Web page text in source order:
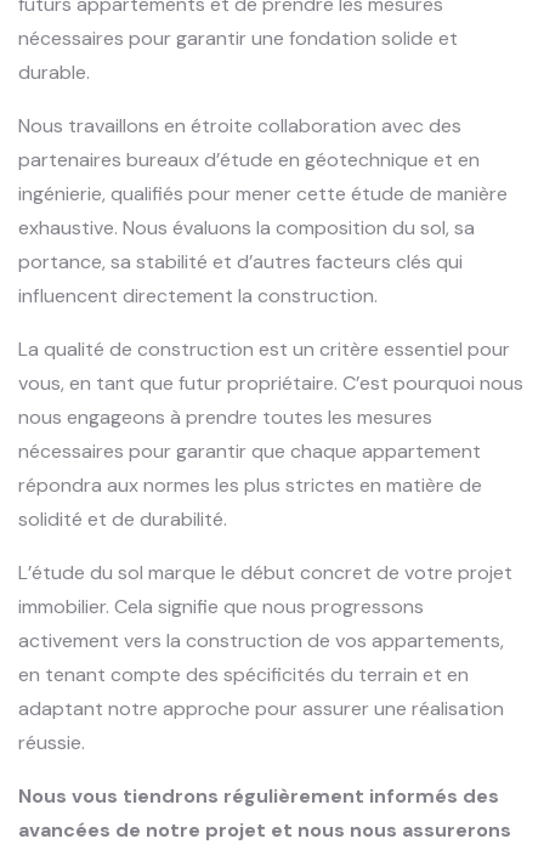
nécessaires pour garantir une fondation solide et
durable.
Nous travaillons en étroite collaboration avec des
partenaires bureaux d’étude en géotechnique et en
ingénierie, qualifiés pour mener cette étude de manière
exhaustive. Nous évaluons la composition du sol, sa
portance, sa stabilité et d’autres facteurs clés qui
influencent directement la construction.
La qualité de construction est un critère essentiel pour
vous, en tant que futur propriétaire. C’est pourquoi nous
nous engageons à prendre toutes les mesures
nécessaires pour garantir que chaque appartement
répondra aux normes les plus strictes en matière de
solidité et de durabilité.
L’étude du sol marque le début concret de votre projet
immobilier. Cela signifie que nous progressons
activement vers la construction de vos appartements,
en tenant compte des spécificités du terrain et en
adaptant notre approche pour assurer une réalisation
réussie.
Nous vous tiendrons régulièrement informés des
avancées de notre projet et nous nous assurerons